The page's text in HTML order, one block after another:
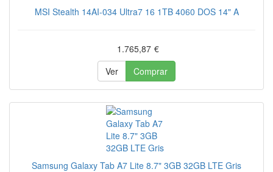
MSI Stealth 14AI-034 Ultra7 16 1TB 4060 DOS 14" A
1.765,87 €
Ver
Comprar
Samsung Galaxy Tab A7 Lite 8.7" 3GB 32GB LTE Gris